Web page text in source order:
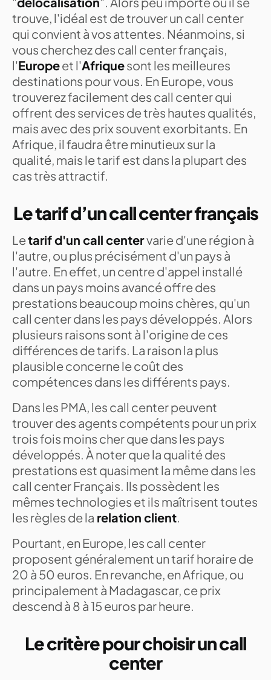
trouve, l'idéal est de trouver un call center
qui convient à vos attentes. Néanmoins, si
vous cherchez des call center français,
l'Europeet l'Afriquesont les meilleures
destinations pour vous. En Europe, vous
trouverez facilement des call center qui
offrent des services de très hautes qualités,
mais avec des prix souvent exorbitants. En
Afrique, il faudra être minutieux sur la
qualité, mais le tarif est dans la plupart des
cas très attractif.
Le tarif d’un call center français
Letarif d'un call centervarie d'une région à
l'autre, ou plus précisément d'un pays à
l'autre. En effet, un centre d'appel installé
dans un pays moins avancé offre des
prestations beaucoup moins chères, qu'un
call center dans les pays développés. Alors
plusieurs raisons sont à l'origine de ces
différences de tarifs. La raison la plus
plausible concerne le coût des
compétences dans les différents pays.
Dans les PMA, les call center peuvent
trouver des agents compétents pour un prix
trois fois moins cher que dans les pays
développés. À noter que la qualité des
prestations est quasiment la même dans les
call center Français. Ils possèdent les
mêmes technologies et ils maîtrisent toutes
les règles de la relation client.
Pourtant, en Europe, les call center
proposent généralement un tarif horaire de
20 à 50 euros. En revanche, en Afrique, ou
principalement à Madagascar, ce prix
descend à 8 à 15 euros par heure.
Le critère pour choisir un call
center